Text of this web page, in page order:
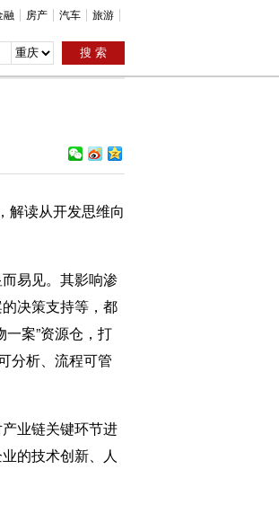
融 房产 汽车 旅游
读从开发思维向
易见。其影响渗
决策支持等，都
案”资源仓，打
分析、流程可管
业链关键环节进
的技术创新、人